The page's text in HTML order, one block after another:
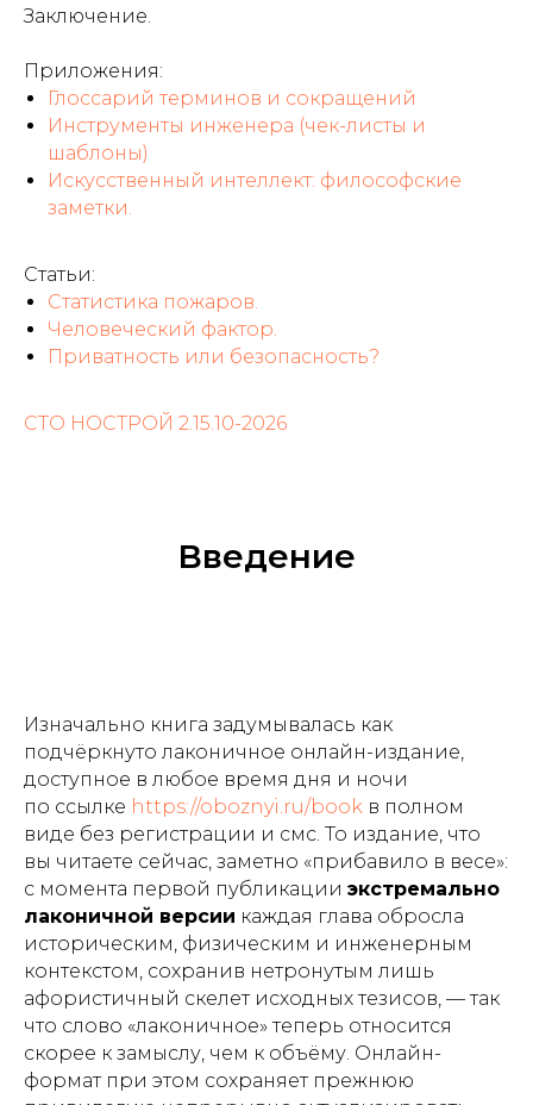
Заключение.
Приложения:
Глоссарий терминов и сокращений
Инструменты инженера (чек-листы и
шаблоны)
Искусственный интеллект: философские
заметки.
Статьи:
Статистика пожаров.
Человеческий фактор.
Приватность или безопасность?
СТО НОСТРОЙ 2.15.10-2026
Введение
Изначально книга задумывалась как
подчёркнуто лаконичное онлайн-издание,
доступное в любое время дня и ночи
по ссылке https://oboznyi.ru/book в полном
виде без регистрации и смс. То издание, что
вы читаете сейчас, заметно «прибавило в весе»:
с момента первой публикации экстремально
лаконичной версии каждая глава обросла
историческим, физическим и инженерным
контекстом, сохранив нетронутым лишь
афористичный скелет исходных тезисов, — так
что слово «лаконичное» теперь относится
скорее к замыслу, чем к объёму. Онлайн-
формат при этом сохраняет прежнюю